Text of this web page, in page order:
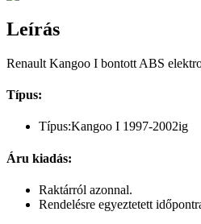
Leírás
Renault Kangoo I bontott ABS
Típus:
Típus:Kangoo I 1997-2002ig
Áru kiadás:
Raktárról azonnal.
Rendelésre egyeztetett